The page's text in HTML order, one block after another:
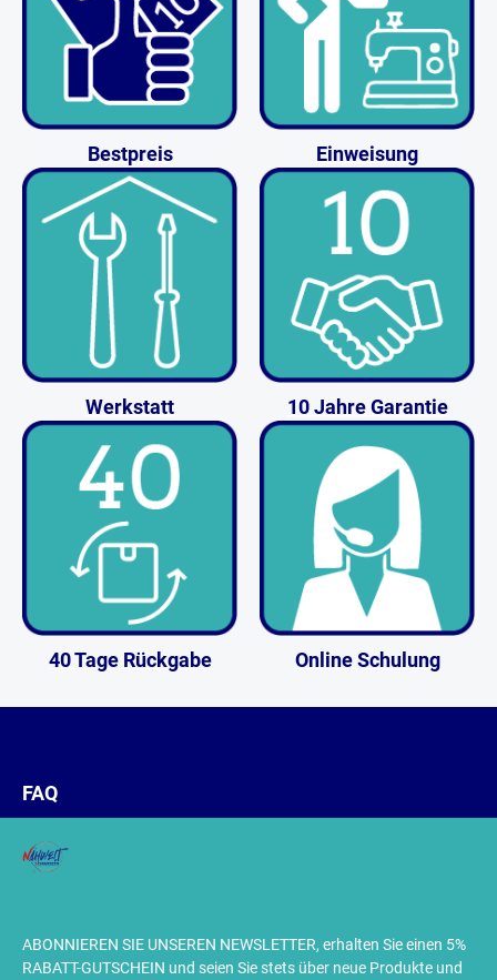
Bestpreis Einweisung
Werkstatt 10 Jahre Garantie
40 Tage Rückgabe Online Schulung
ABONNIEREN SIE UNSEREN NEWSLETTER, erhalten Sie einen 5%
RABATT-GUTSCHEIN und seien Sie stets über neue Produkte und
FAQ